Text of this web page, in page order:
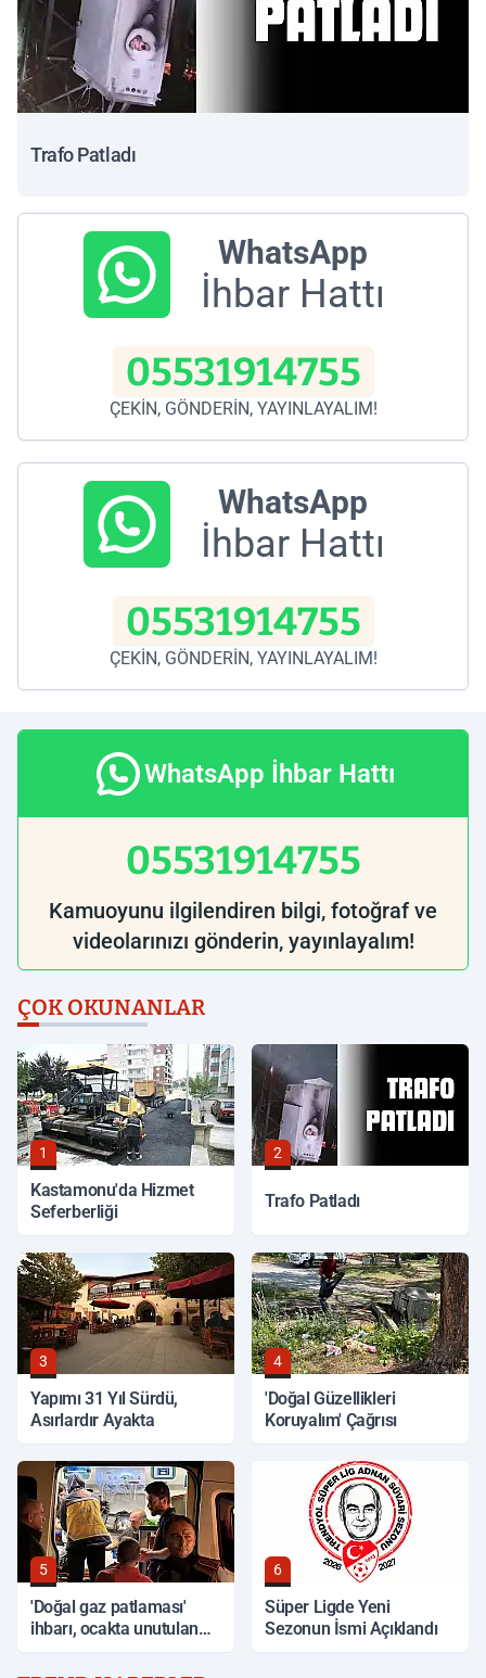
Trafo Patladı
WhatsApp
İhbar Hattı
05531914755
ÇEKİN, GÖNDERİN, YAYINLAYALIM!
WhatsApp
İhbar Hattı
05531914755
ÇEKİN, GÖNDERİN, YAYINLAYALIM!
WhatsApp İhbar Hattı
05531914755
Kamuoyunu ilgilendiren bilgi, fotoğraf ve
videolarınızı gönderin, yayınlayalım!
ÇOK OKUNANLAR
1
Kastamonu'da Hizmet
Seferberliği
2
Trafo Patladı
3
Yapımı 31 Yıl Sürdü,
Asırlardır Ayakta
4
'Doğal Güzellikleri
Koruyalım' Çağrısı
5
'Doğal gaz patlaması'
ihbarı, ocakta unutulan
6
Süper Ligde Yeni
Sezonun İsmi Açıklandı